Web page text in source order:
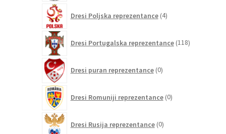
Dresi Poljska reprezentance 4izdelki
Dresi Portugalska reprezentance 118izdelkov
Dresi puran reprezentance 0izdelkov
Dresi Romuniji reprezentance 0izdelkov
Dresi Rusija reprezentance 0izdelkov